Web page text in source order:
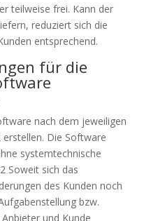
teilweise frei. Kann der
reduziert sich die
entsprechend.
für die
nach dem jeweiligen
Die Software
systemtechnische
Soweit sich das
des Kunden noch
bzw.
und Kunde